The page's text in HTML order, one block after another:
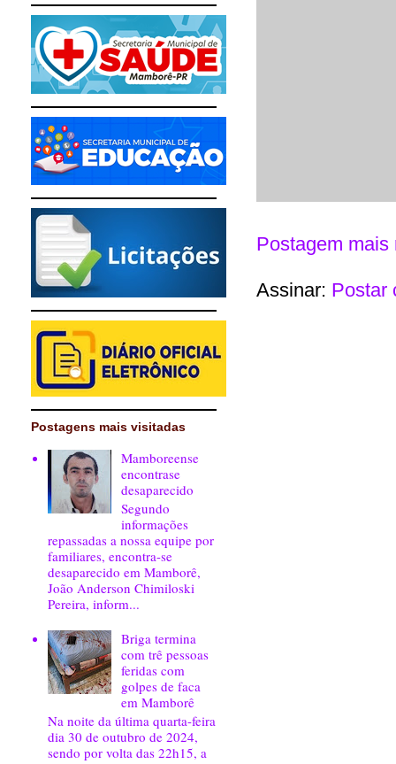
Postagem mais
Assinar: Postar
Postagens mais visitadas
Mamboreense
encontrase
desaparecido
Segundo
informações
repassadas a nossa equipe por
familiares, encontra-se
desaparecido em Mamborê,
João Anderson Chimiloski
Pereira, inform...
Briga termina
com trê pessoas
feridas com
golpes de faca
em Mamborê
Na noite da última quarta-feira
dia 30 de outubro de 2024,
sendo por volta das 22h15, a